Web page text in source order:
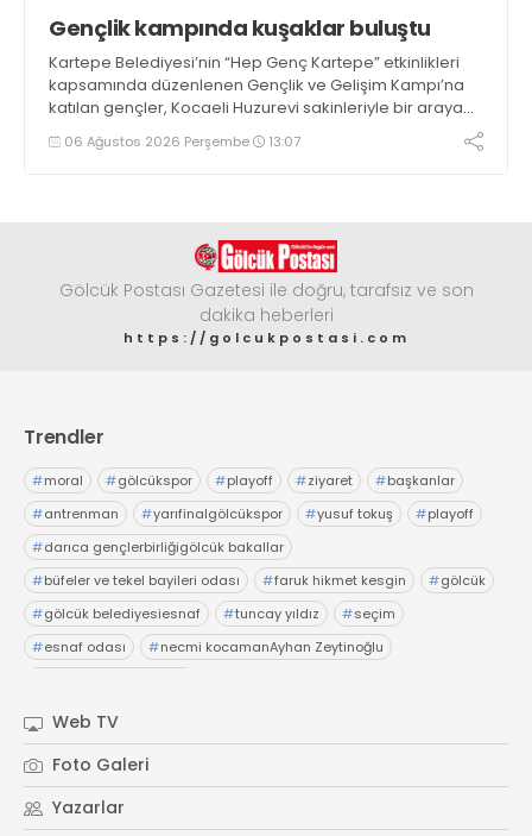
Gençlik kampında kuşaklar buluştu
Kartepe Belediyesi’nin “Hep Genç Kartepe” etkinlikleri
kapsamında düzenlenen Gençlik ve Gelişim Kampı’na
katılan gençler, Kocaeli Huzurevi sakinleriyle bir araya
geldi06 Ağustos 2026 Perşembe 13:07
Gölcük Postası Gazetesi ile doğru, tarafsız ve son
dakika heberleri
https://golcukpostasi.com
Trendler
#moral #gölcükspor #playoff #ziyaret #başkanlar
#antrenman #yarıfinalgölcükspor #yusuf tokuş #playoff
#darıca gençlerbirliğigölcük bakallar
#büfeler ve tekel bayileri odası #faruk hikmet kesgin #gölcük
#gölcük belediyesiesnaf #tuncay yıldız #seçim
#esnaf odası #necmi kocamanAyhan Zeytinoğlu
Web TV
Foto Galeri
Yazarlar